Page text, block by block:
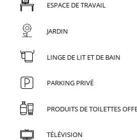
ESPACE DE TRAVAIL
JARDIN
LINGE DE LIT ET DE BAIN
PARKING PRIVÉ
PRODUITS DE TOILETTES
TÉLÉVISION